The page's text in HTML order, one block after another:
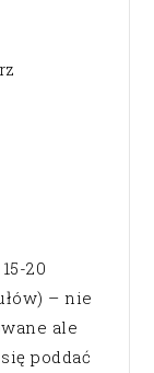
20
– nie
ale
poddać